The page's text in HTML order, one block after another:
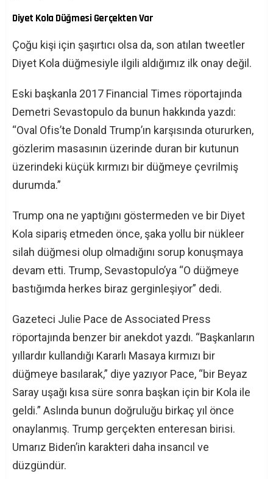
Diyet Kola Düğmesi Gerçekten Var
Çoğu kişi için şaşırtıcı olsa da, son atılan tweetler
Diyet Kola düğmesiyle ilgili aldığımız ilk onay değil.
Eski başkanla 2017 Financial Times röportajında ​​
Demetri Sevastopulo da bunun hakkında yazdı:
“Oval Ofis’te Donald Trump’ın karşısında otururken,
gözlerim masasının üzerinde duran bir kutunun
üzerindeki küçük kırmızı bir düğmeye çevrilmiş
durumda.”
Trump ona ne yaptığını göstermeden ve bir Diyet
Kola sipariş etmeden önce, şaka yollu bir nükleer
silah düğmesi olup olmadığını sorup konuşmaya
devam etti. Trump, Sevastopulo’ya “O düğmeye
bastığımda herkes biraz gerginleşiyor” dedi.
Gazeteci Julie Pace de Associated Press
röportajında ​​benzer bir anekdot yazdı. “Başkanların
yıllardır kullandığı Kararlı Masaya kırmızı bir
düğmeye basılarak,” diye yazıyor Pace, “bir Beyaz
Saray uşağı kısa süre sonra başkan için bir Kola ile
geldi.” Aslında bunun doğruluğu birkaç yıl önce
onaylanmış. Trump gerçekten enteresan birisi.
Umarız Biden’in karakteri daha insancıl ve
düzgündür.